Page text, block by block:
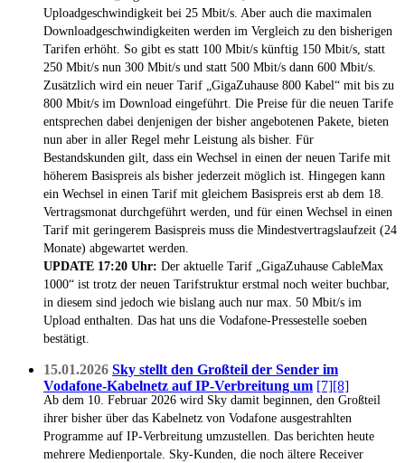
Uploadgeschwindigkeit bei 25 Mbit/s. Aber auch die maximalen
Downloadgeschwindigkeiten werden im Vergleich zu den bisherigen
Tarifen erhöht. So gibt es statt 100 Mbit/s künftig 150 Mbit/s, statt
250 Mbit/s nun 300 Mbit/s und statt 500 Mbit/s dann 600 Mbit/s.
Zusätzlich wird ein neuer Tarif „GigaZuhause 800 Kabel“ mit bis zu
800 Mbit/s im Download eingeführt. Die Preise für die neuen Tarife
entsprechen dabei denjenigen der bisher angebotenen Pakete, bieten
nun aber in aller Regel mehr Leistung als bisher. Für
Bestandskunden gilt, dass ein Wechsel in einen der neuen Tarife mit
höherem Basispreis als bisher jederzeit möglich ist. Hingegen kann
ein Wechsel in einen Tarif mit gleichem Basispreis erst ab dem 18.
Vertragsmonat durchgeführt werden, und für einen Wechsel in einen
Tarif mit geringerem Basispreis muss die Mindestvertragslaufzeit (24
Monate) abgewartet werden.
UPDATE 17:20 Uhr: Der aktuelle Tarif „GigaZuhause CableMax
1000“ ist trotz der neuen Tarifstruktur erstmal noch weiter buchbar,
in diesem sind jedoch wie bislang auch nur max. 50 Mbit/s im
Upload enthalten. Das hat uns die Vodafone-Pressestelle soeben
bestätigt.
15.01.2026 Sky stellt den Großteil der Sender im
Vodafone-Kabelnetz auf IP-Verbreitung um [7][8]
Ab dem 10. Februar 2026 wird Sky damit beginnen, den Großteil
ihrer bisher über das Kabelnetz von Vodafone ausgestrahlten
Programme auf IP-Verbreitung umzustellen. Das berichten heute
mehrere Medienportale. Sky-Kunden, die noch ältere Receiver